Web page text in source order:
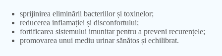
sprijinirea eliminării bacteriilor și toxinelor;
reducerea inflamației și disconfortului;
fortificarea sistemului imunitar pentru a preveni recurențele;
promovarea unui mediu urinar sănătos și echilibrat.